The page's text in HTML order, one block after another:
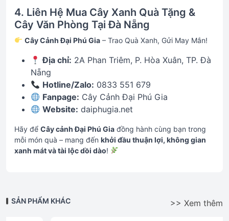
4. Liên Hệ Mua Cây Xanh Quà Tặng &
Cây Văn Phòng Tại Đà Nẵng
Cây Cảnh Đại Phú Gia– Trao Quà Xanh, Gửi May Mắn!
Địa chỉ: 2A Phan Triêm, P. Hòa Xuân, TP. Đà
Nẵng
Hotline/Zalo: 0833 551 679
Fanpage: Cây Cảnh Đại Phú Gia
Website: daiphugia.net
Hãy để Cây cảnh Đại Phú Gia đồng hành cùng bạn trong
mỗi món quà – mang đến khởi đầu thuận lợi, không gian
xanh mát và tài lộc dồi dào!
SẢN PHẨM KHÁC >> Xem thêm